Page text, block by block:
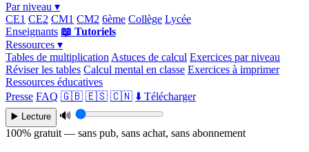
Par niveau ▾
CE1 CE2 CM1 CM2 6ème Collège Lycée
Enseignants 📖 Tutoriels
Ressources ▾
Tables de multiplication Astuces de calcul Exercices par niveau
Réviser les tables Calcul mental en classe Exercices à imprimer
Ressources éducatives
Presse FAQ 🇬🇧 🇪🇸 🇨🇳 ⬇️ Télécharger
▶️ Lecture
🔊
100% gratuit — sans pub, sans achat, sans abonnement